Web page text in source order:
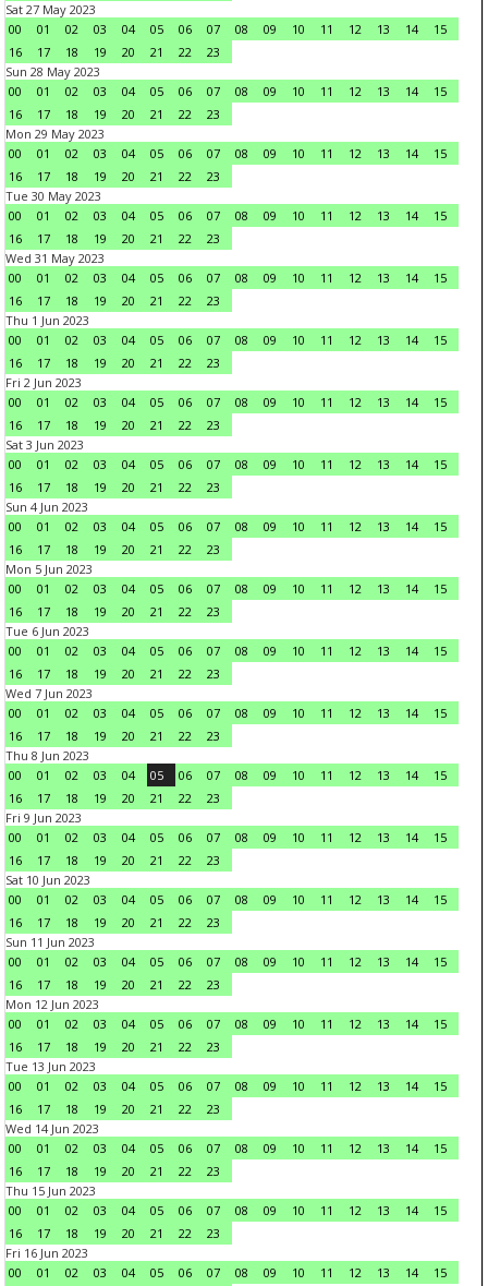
Sat 27 May 2023
00
01 02 03 04 05 06 07 08 09 10 11 12 13 14
15
16
17 18 19 20 21 22
23
Sun 28 May 2023
00
01 02 03 04 05 06 07 08 09 10 11 12 13 14
15
16
17 18 19 20 21 22
23
Mon 29 May 2023
00
01 02 03 04 05 06 07 08 09 10 11 12 13 14
15
16
17 18 19 20 21 22
23
Tue 30 May 2023
00
01 02 03 04 05 06 07 08 09 10 11 12 13 14
15
16
17 18 19 20 21 22
23
Wed 31 May 2023
00
01 02 03 04 05 06 07 08 09 10 11 12 13 14
15
16
17 18 19 20 21 22
23
Thu 1 Jun 2023
00
01 02 03 04 05 06 07 08 09 10 11 12 13 14
15
16
17 18 19 20 21 22
23
Fri 2 Jun 2023
00
01 02 03 04 05 06 07 08 09 10 11 12 13 14
15
16
17 18 19 20 21 22
23
Sat 3 Jun 2023
00
01 02 03 04 05 06 07 08 09 10 11 12 13 14
15
16
17 18 19 20 21 22
23
Sun 4 Jun 2023
00
01 02 03 04 05 06 07 08 09 10 11 12 13 14
15
16
17 18 19 20 21 22
23
Mon 5 Jun 2023
00
01 02 03 04 05 06 07 08 09 10 11 12 13 14
15
16
17 18 19 20 21 22
23
Tue 6 Jun 2023
00
01 02 03 04 05 06 07 08 09 10 11 12 13 14
15
16
17 18 19 20 21 22
23
Wed 7 Jun 2023
00
01 02 03 04 05 06 07 08 09 10 11 12 13 14
15
16
17 18 19 20 21 22
23
Thu 8 Jun 2023
00
01 02 03 04 05 06 07 08 09 10 11 12 13 14
15
16
17 18 19 20 21 22
23
Fri 9 Jun 2023
00
01 02 03 04 05 06 07 08 09 10 11 12 13 14
15
16
17 18 19 20 21 22
23
Sat 10 Jun 2023
00
01 02 03 04 05 06 07 08 09 10 11 12 13 14
15
16
17 18 19 20 21 22
23
Sun 11 Jun 2023
00
01 02 03 04 05 06 07 08 09 10 11 12 13 14
15
16
17 18 19 20 21 22
23
Mon 12 Jun 2023
00
01 02 03 04 05 06 07 08 09 10 11 12 13 14
15
16
17 18 19 20 21 22
23
Tue 13 Jun 2023
00
01 02 03 04 05 06 07 08 09 10 11 12 13 14
15
16
17 18 19 20 21 22
23
Wed 14 Jun 2023
00
01 02 03 04 05 06 07 08 09 10 11 12 13 14
15
16
17 18 19 20 21 22
23
Thu 15 Jun 2023
00
01 02 03 04 05 06 07 08 09 10 11 12 13 14
15
16
17 18 19 20 21 22
23
Fri 16 Jun 2023
00
01 02 03 04 05 06 07 08 09 10 11 12 13 14
15